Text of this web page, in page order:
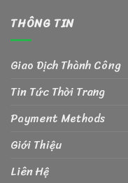
THÔNG TIN
Giao Dịch Thành Công
Tin Tức Thời Trang
Payment Methods
Giới Thiệu
Liên Hệ